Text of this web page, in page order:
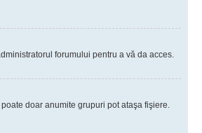
forumului pentru a vă da acces.
doar anumite grupuri pot ataşa fişiere.